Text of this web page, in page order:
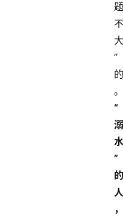
题
不
大
”
的
。
“
溺
水
”
的
人
，